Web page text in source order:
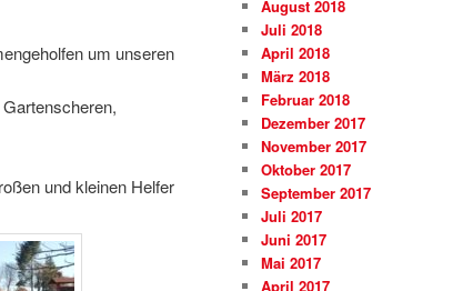
um unseren
und kleinen Helfer
August 2018
Juli 2018
April 2018
März 2018
Februar 2018
Dezember 2017
November 2017
Oktober 2017
September 2017
Juli 2017
Juni 2017
Mai 2017
April 2017